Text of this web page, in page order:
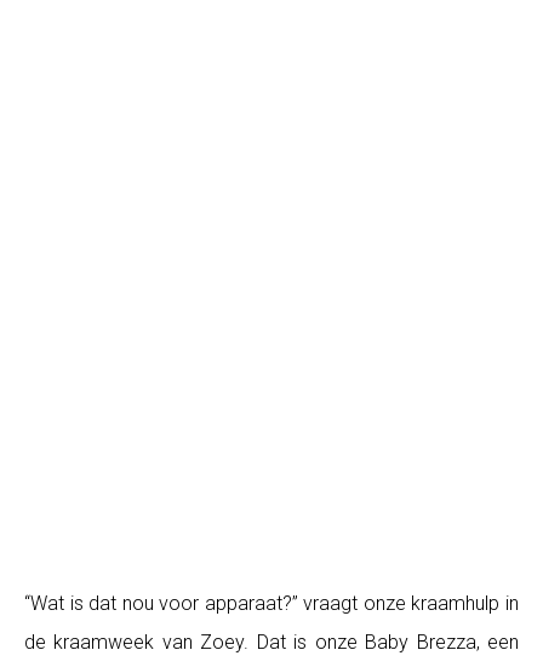
“Wat is dat nou voor apparaat?” vraagt onze kraamhulp in
de kraamweek van Zoey. Dat is onze Baby Brezza, een